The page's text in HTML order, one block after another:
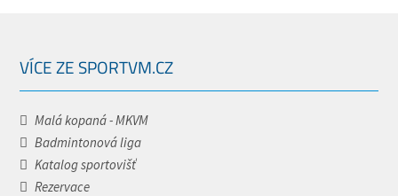
VÍCE ZE SPORTVM.CZ
Malá kopaná - MKVM
Badmintonová liga
Katalog sportovišť
Rezervace